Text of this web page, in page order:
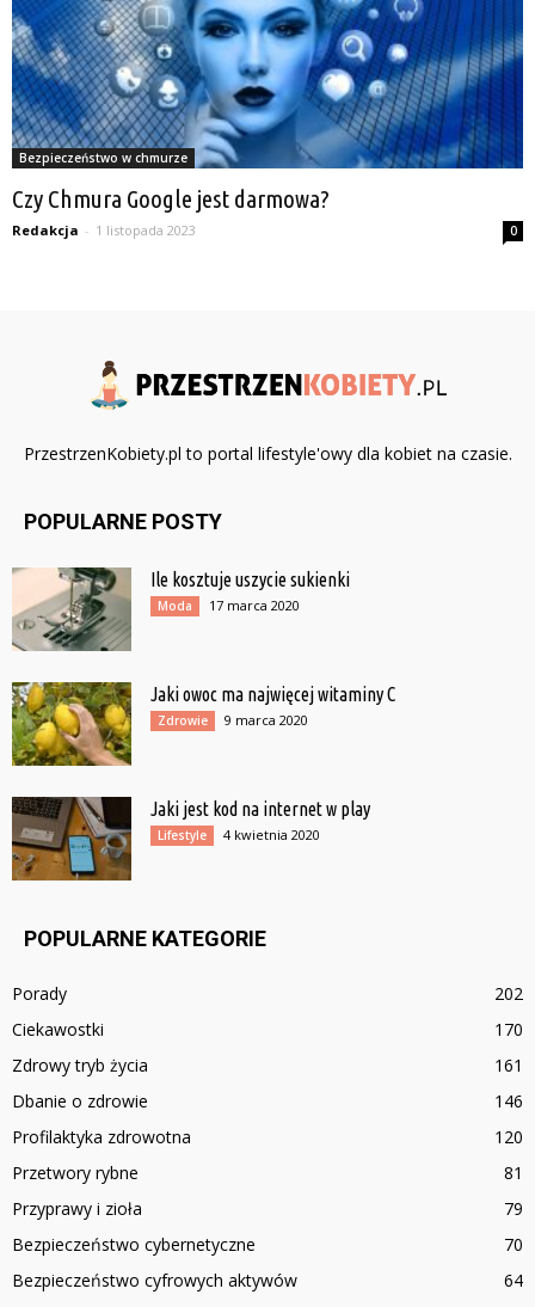
Bezpieczeństwo w chmurze
Czy Chmura Google jest darmowa?
Redakcja - 1 listopada 2023 0
PrzestrzenKobiety.pl to portal lifestyle'owy dla kobiet na czasie.
POPULARNE POSTY
Ile kosztuje uszycie sukienki
Moda 17 marca 2020
Jaki owoc ma najwięcej witaminy C
Zdrowie 9 marca 2020
Jaki jest kod na internet w play
Lifestyle 4 kwietnia 2020
POPULARNE KATEGORIE
Porady
202
Ciekawostki
170
Zdrowy tryb życia
161
Dbanie o zdrowie
146
Profilaktyka zdrowotna
120
Przetwory rybne
81
Przyprawy i zioła
79
Bezpieczeństwo cybernetyczne
70
Bezpieczeństwo cyfrowych aktywów
64